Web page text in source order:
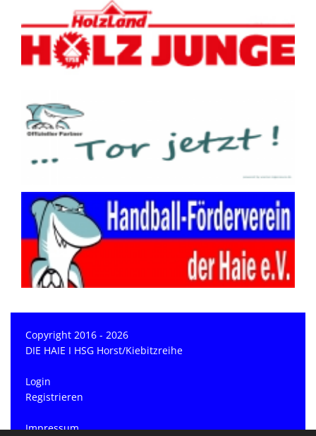
Copyright 2016 - 2026
DIE HAIE I HSG Horst/Kiebitzreihe
Login
Registrieren
Impressum